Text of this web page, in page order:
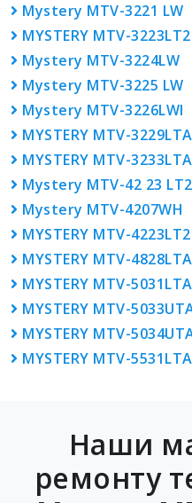
Mystery MTV-3221 LW
MYSTERY MTV-3223LT2
Mystery MTV-3224LW
Mystery MTV-3225 LW
Mystery MTV-3226LWI
MYSTERY MTV-
MYSTERY MTV-
Mystery MTV-42 23 LT2
Mystery MTV-4207WH
MYSTERY MTV-4223LT2
MYSTERY MTV-
MYSTERY MTV-
MYSTERY MTV-
MYSTERY MTV-
MYSTERY MTV-
Наши
ремонту